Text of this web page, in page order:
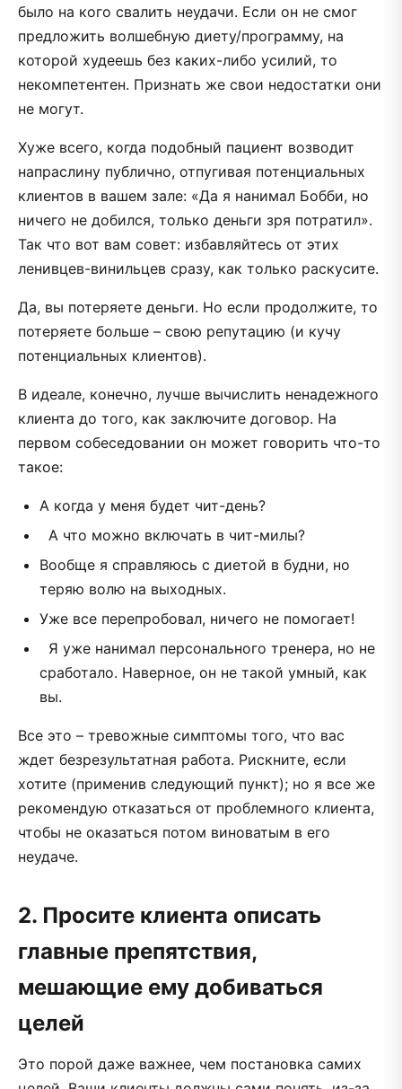
было на кого свалить неудачи. Если он не смог
предложить волшебную диету/программу, на
которой худеешь без каких-либо усилий, то
некомпетентен. Признать же свои недостатки они
не могут.
Хуже всего, когда подобный пациент возводит
напраслину публично, отпугивая потенциальных
клиентов в вашем зале: «Да я нанимал Бобби, но
ничего не добился, только деньги зря потратил».
Так что вот вам совет: избавляйтесь от этих
ленивцев-винильцев сразу, как только раскусите.
Да, вы потеряете деньги. Но если продолжите, то
потеряете больше – свою репутацию (и кучу
потенциальных клиентов).
В идеале, конечно, лучше вычислить ненадежного
клиента до того, как заключите договор. На
первом собеседовании он может говорить что-то
такое:
А когда у меня будет чит-день?
А что можно включать в чит-милы?
Вообще я справляюсь с диетой в будни, но
теряю волю на выходных.
Уже все перепробовал, ничего не помогает!
Я уже нанимал персонального тренера, но не
сработало. Наверное, он не такой умный, как
вы.
Все это – тревожные симптомы того, что вас
ждет безрезультатная работа. Рискните, если
хотите (применив следующий пункт); но я все же
рекомендую отказаться от проблемного клиента,
чтобы не оказаться потом виноватым в его
неудаче.
2. Просите клиента описать
главные препятствия,
мешающие ему добиваться
целей
Это порой даже важнее, чем постановка самих